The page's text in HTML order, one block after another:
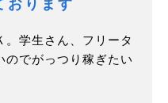
おります
学生さん、フリータ
のでがっつり稼ぎたい